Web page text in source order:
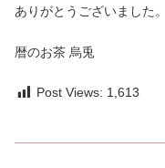
ありがとうございました。
暦のお茶 烏兎
Post Views: 1,613